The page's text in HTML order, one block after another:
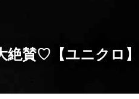
絶賛♡【ユニクロ